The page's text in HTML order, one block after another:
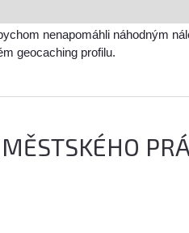
nenapomáhli náhodným
geocaching profilu.